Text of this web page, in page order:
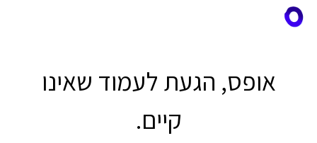
אופס, הגעת לעמוד שאינו
קיים.